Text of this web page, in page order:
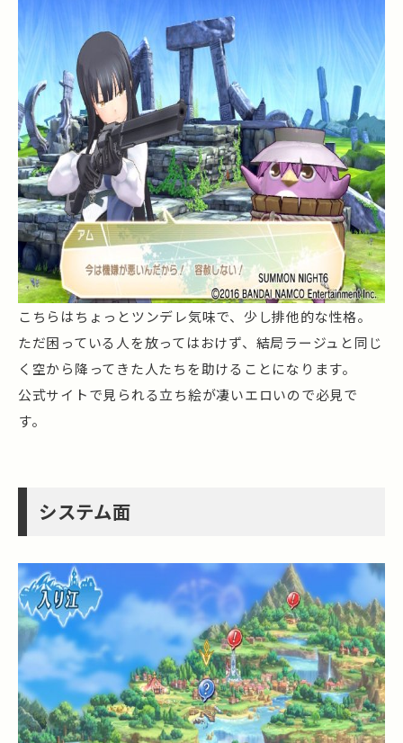
こちらはちょっとツンデレ気味で、少し排他的な性格。
ただ困っている人を放ってはおけず、結局ラージュと同じ
く空から降ってきた人たちを助けることになります。
公式サイトで見られる立ち絵が凄いエロいので必見で
す。
システム面